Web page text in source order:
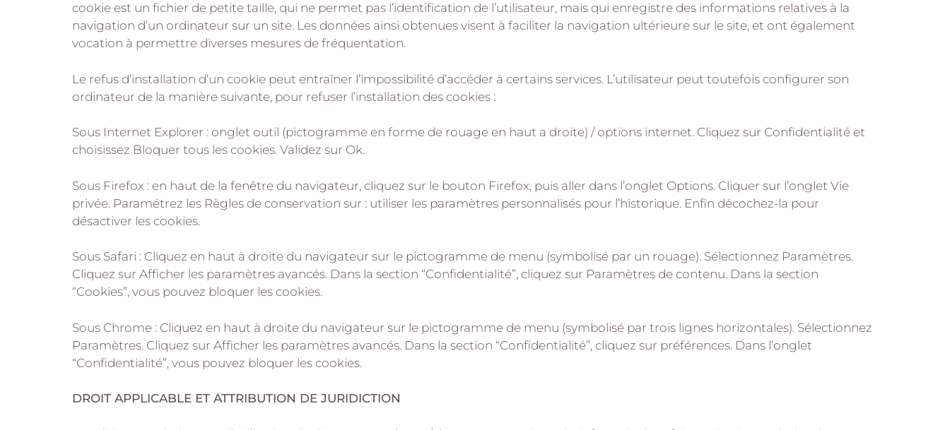
cookie est un fichier de petite taille, qui ne permet pas l’identification de l’utilisateur, mais qui enregistre des informations relatives à la
navigation d’un ordinateur sur un site. Les données ainsi obtenues visent à faciliter la navigation ultérieure sur le site, et ont également
vocation à permettre diverses mesures de fréquentation.
Le refus d’installation d’un cookie peut entraîner l’impossibilité d’accéder à certains services. L’utilisateur peut toutefois configurer son
ordinateur de la manière suivante, pour refuser l’installation des cookies :
Sous Internet Explorer : onglet outil (pictogramme en forme de rouage en haut a droite) / options internet. Cliquez sur Confidentialité et
choisissez Bloquer tous les cookies. Validez sur Ok.
Sous Firefox : en haut de la fenêtre du navigateur, cliquez sur le bouton Firefox, puis aller dans l’onglet Options. Cliquer sur l’onglet Vie
privée. Paramétrez les Règles de conservation sur : utiliser les paramètres personnalisés pour l’historique. Enfin décochez-la pour
désactiver les cookies.
Sous Safari : Cliquez en haut à droite du navigateur sur le pictogramme de menu (symbolisé par un rouage). Sélectionnez Paramètres.
Cliquez sur Afficher les paramètres avancés. Dans la section “Confidentialité”, cliquez sur Paramètres de contenu. Dans la section
“Cookies”, vous pouvez bloquer les cookies.
Sous Chrome : Cliquez en haut à droite du navigateur sur le pictogramme de menu (symbolisé par trois lignes horizontales). Sélectionnez
Paramètres. Cliquez sur Afficher les paramètres avancés. Dans la section “Confidentialité”, cliquez sur préférences. Dans l’onglet
“Confidentialité”, vous pouvez bloquer les cookies.
DROIT APPLICABLE ET ATTRIBUTION DE JURIDICTION